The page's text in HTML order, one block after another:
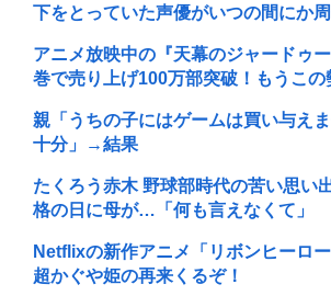
下をとっていた声優がいつの間にか
アニメ放映中の『天幕のジャードゥ
巻で売り上げ100万部突破！もうこの
親「うちの子にはゲームは買い与え
十分」→結果
たくろう赤木 野球部時代の苦い思い
格の日に母が…「何も言えなくて」
Netflixの新作アニメ「リボンヒーロー
超かぐや姫の再来くるぞ！